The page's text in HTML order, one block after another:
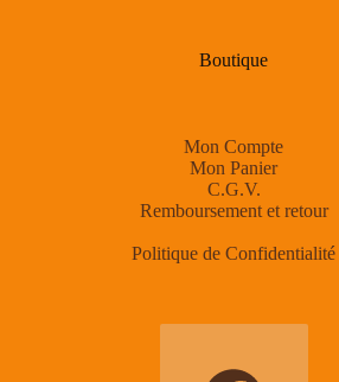
Boutique
Mon Compte
Mon Panier
C.G.V.
Remboursement et retour
Politique de Confidentialité